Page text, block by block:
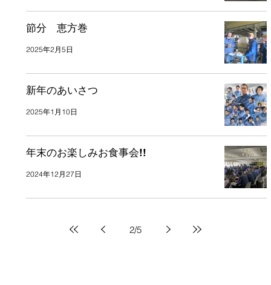
節分 恵方巻
2025年2月5日
新年のあいさつ
2025年1月10日
年末のお楽しみお食事会!!
2024年12月27日
2/5